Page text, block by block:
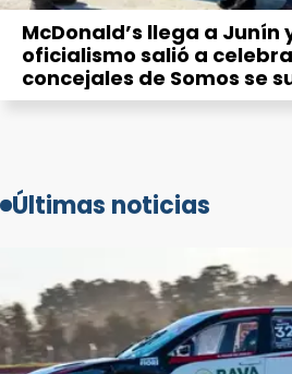
McDonald’s llega a Junín
oficialismo salió a
concejales de Somos se
“emoción” por la
Últimas noticias